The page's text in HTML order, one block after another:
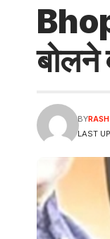
बोलने
LAST
BY